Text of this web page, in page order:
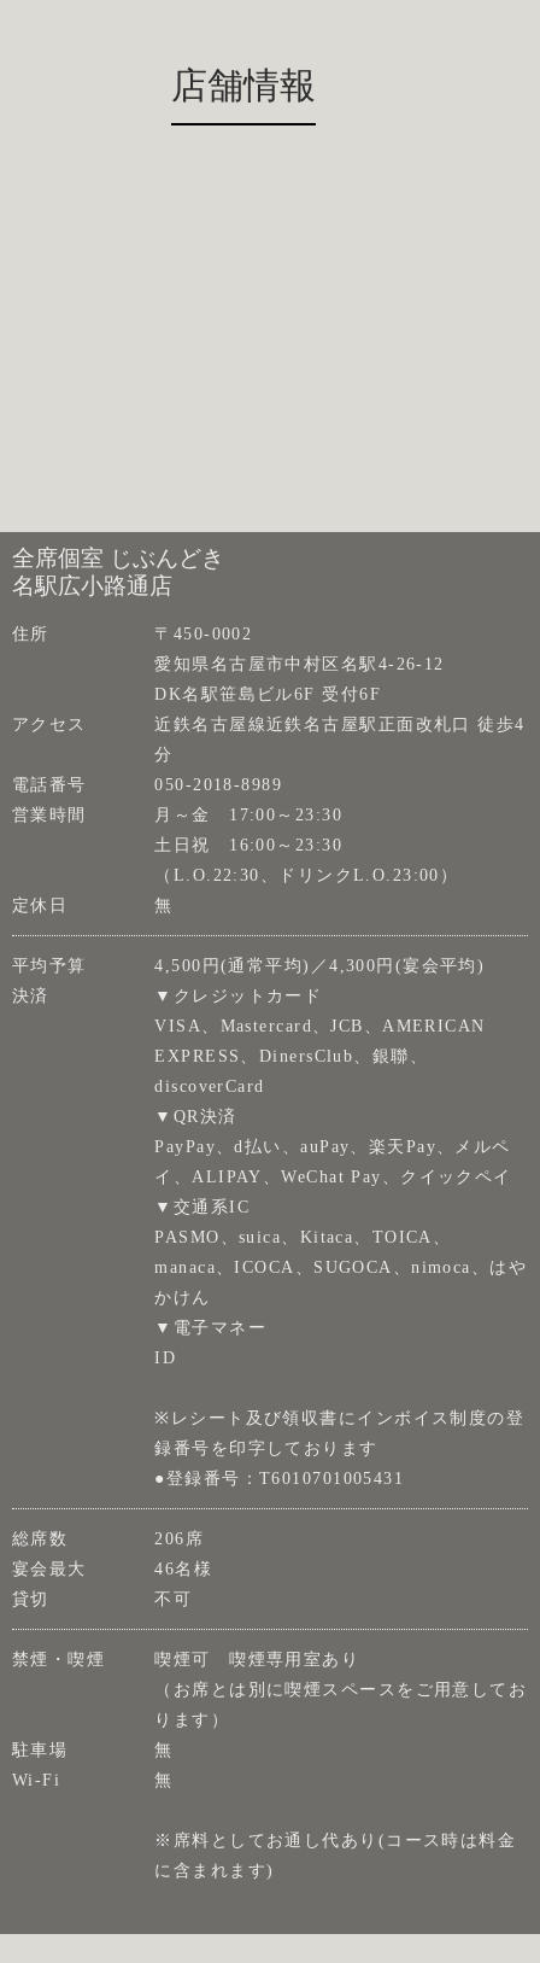
店舗情報
全席個室 じぶんどき
名駅広小路通店
住所
〒450-0002
愛知県名古屋市中村区名駅4-26-12
DK名駅笹島ビル6F 受付6F
アクセス
近鉄名古屋線近鉄名古屋駅正面改札口 徒歩4
分
電話番号
050-2018-8989
営業時間
月～金 17:00～23:30
土日祝 16:00～23:30
（L.O.22:30、ドリンクL.O.23:00）
定休日
無
平均予算
4,500円(通常平均)／4,300円(宴会平均)
決済
▼クレジットカード
VISA、Mastercard、JCB、AMERICAN
EXPRESS、DinersClub、銀聯、
discoverCard
▼QR決済
PayPay、d払い、auPay、楽天Pay、メルペ
イ、ALIPAY、WeChat Pay、クイックペイ
▼交通系IC
PASMO、suica、Kitaca、TOICA、
manaca、ICOCA、SUGOCA、nimoca、はや
かけん
▼電子マネー
ID
※レシート及び領収書にインボイス制度の登
録番号を印字しております
●登録番号：T6010701005431
総席数
206席
宴会最大
46名様
貸切
不可
禁煙・喫煙
喫煙可 喫煙専用室あり
（お席とは別に喫煙スペースをご用意してお
ります）
駐車場
無
Wi-Fi
無
※席料としてお通し代あり(コース時は料金
に含まれます)